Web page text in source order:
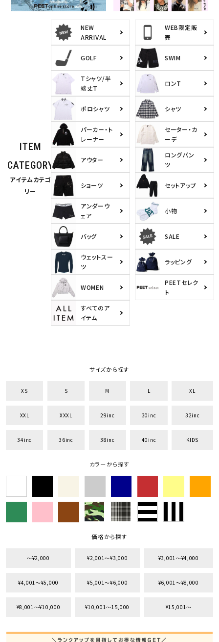
ITEM
CATEGORY
アイテムカテゴ
リー
NEW
ARRIVAL
WEB限定販
売
GOLF SWIM
Tシャツ/半
端丈T
ロンT
ポロシャツ シャツ
パーカー・ト
レーナー
セーター・カ
ーデ
アウター
ロングパン
ツ
ショーツ セットアップ
アンダーウ
ェア
小物
バッグ SALE
ウェットスー
ツ
ラッピング
WOMEN
PEETセレク
ト
すべてのア
イテム
サイズから探す
XS S M L XL
XXL XXXL 29inc 30inc 32inc
34inc 36inc 38inc 40inc KIDS
カラーから探す
価格から探す
〜¥2,000 ¥2,001〜¥3,000 ¥3,001〜¥4,000
¥4,001〜¥5,000 ¥5,001〜¥6,000 ¥6,001〜¥8,000
¥8,001〜¥10,000 ¥10,001〜15,000 ¥15,001〜